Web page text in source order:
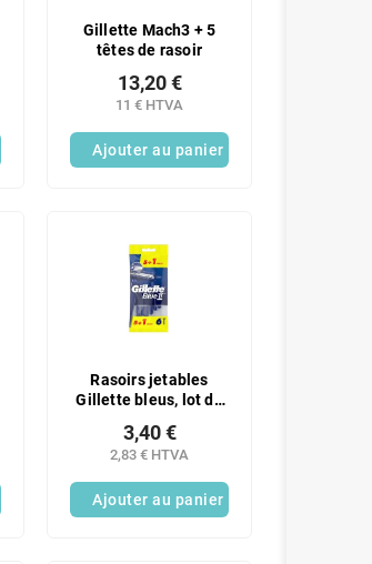
Gillette Mach3 + 5
têtes de rasoir
11 € HTVA
13,20 €
Ajouter au panier
Rasoirs jetables
Gillette bleus, lot de
2,83 € HTVA
3,40 €
Ajouter au panier